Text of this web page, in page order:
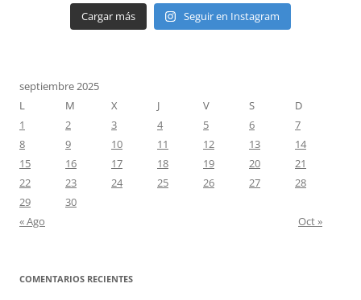
Cargar más Seguir en Instagram
septiembre 2025
L
M X J V S
D
1
2 3 4 5 6
7
8
9 10 11 12 13
14
15
16 17 18 19 20
21
22
23 24 25 26 27
28
29
30
« Ago
Oct »
COMENTARIOS RECIENTES